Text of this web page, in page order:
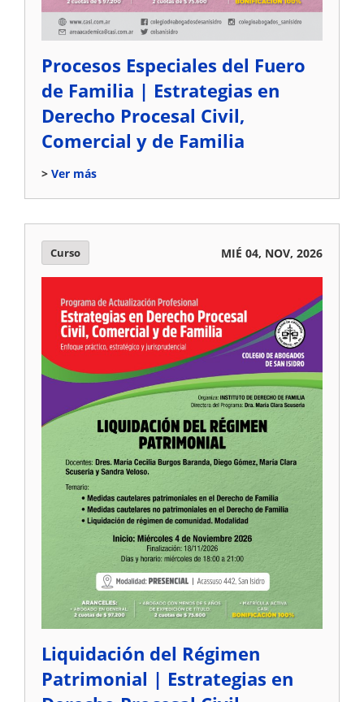
Procesos Especiales del Fuero
de Familia | Estrategias en
Derecho Procesal Civil,
Comercial y de Familia
Ver más
Curso MIÉ 04, NOV, 2026
Liquidación del Régimen
Patrimonial | Estrategias en